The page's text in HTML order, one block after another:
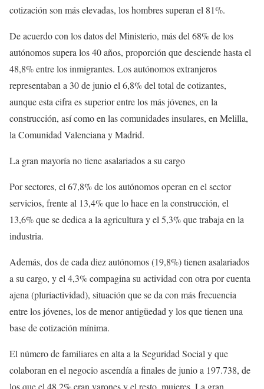
cotización son más elevadas, los hombres superan el 81%.
De acuerdo con los datos del Ministerio, más del 68% de los
autónomos supera los 40 años, proporción que desciende hasta el
48,8% entre los inmigrantes. Los autónomos extranjeros
representaban a 30 de junio el 6,8% del total de cotizantes,
aunque esta cifra es superior entre los más jóvenes, en la
construcción, así como en las comunidades insulares, en Melilla,
la Comunidad Valenciana y Madrid.
La gran mayoría no tiene asalariados a su cargo
Por sectores, el 67,8% de los autónomos operan en el sector
servicios, frente al 13,4% que lo hace en la construcción, el
13,6% que se dedica a la agricultura y el 5,3% que trabaja en la
industria.
Además, dos de cada diez autónomos (19,8%) tienen asalariados
a su cargo, y el 4,3% compagina su actividad con otra por cuenta
ajena (pluriactividad), situación que se da con más frecuencia
entre los jóvenes, los de menor antigüedad y los que tienen una
base de cotización mínima.
El número de familiares en alta a la Seguridad Social y que
colaboran en el negocio ascendía a finales de junio a 197.738, de
los que el 48,2% eran varones y el resto, mujeres. La gran